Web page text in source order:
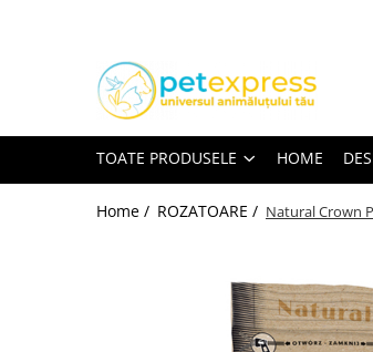
Toate Produsele
Hamuri
TOATE PRODUSELE HOME
Home / ROZATOARE / Natural Crown